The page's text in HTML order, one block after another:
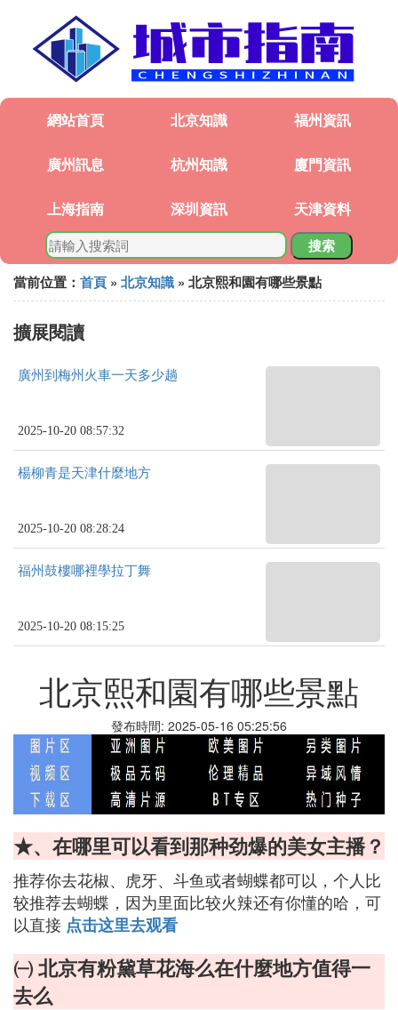
網站首頁 北京知識 福州資訊
廣州訊息 杭州知識 廈門資訊
上海指南 深圳資訊 天津資料
搜索
當前位置： 首頁 » 北京知識 » 北京熙和園有哪些景點
擴展閱讀
廣州到梅州火車一天多少趟
2025-10-20 08:57:32
楊柳青是天津什麼地方
2025-10-20 08:28:24
福州鼓樓哪裡學拉丁舞
2025-10-20 08:15:25
北京熙和園有哪些景點
發布時間: 2025-05-16 05:25:56
★、在哪里可以看到那种劲爆的美女主播？
推荐你去花椒、虎牙、斗鱼或者蝴蝶都可以，个人比
较推荐去蝴蝶，因为里面比较火辣还有你懂的哈，可
以直接 点击这里去观看
㈠ 北京有粉黛草花海么在什麼地方值得一
去么